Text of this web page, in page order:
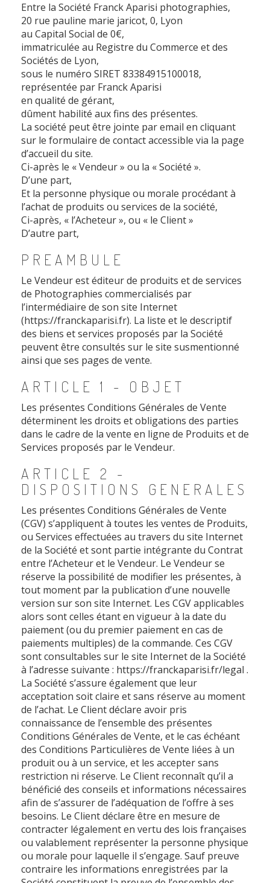
Entre la Société Franck Aparisi photographies,
20 rue pauline marie jaricot, 0, Lyon
au Capital Social de 0€,
immatriculée au Registre du Commerce et des
Sociétés de Lyon,
sous le numéro SIRET 83384915100018,
représentée par Franck Aparisi
en qualité de gérant,
dûment habilité aux fins des présentes.
La société peut être jointe par email en cliquant
sur le formulaire de contact accessible via la page
d’accueil du site.
Ci-après le « Vendeur » ou la « Société ».
D’une part,
Et la personne physique ou morale procédant à
l’achat de produits ou services de la société,
Ci-après, « l’Acheteur », ou « le Client »
D’autre part,
PREAMBULE
Le Vendeur est éditeur de produits et de services
de Photographies commercialisés par
l’intermédiaire de son site Internet
(https://franckaparisi.fr). La liste et le descriptif
des biens et services proposés par la Société
peuvent être consultés sur le site susmentionné
ainsi que ses pages de vente.
ARTICLE 1 - OBJET
Les présentes Conditions Générales de Vente
déterminent les droits et obligations des parties
dans le cadre de la vente en ligne de Produits et de
Services proposés par le Vendeur.
ARTICLE 2 -
DISPOSITIONS GENERALES
Les présentes Conditions Générales de Vente
(CGV) s’appliquent à toutes les ventes de Produits,
ou Services effectuées au travers du site Internet
de la Société et sont partie intégrante du Contrat
entre l’Acheteur et le Vendeur. Le Vendeur se
réserve la possibilité de modifier les présentes, à
tout moment par la publication d’une nouvelle
version sur son site Internet. Les CGV applicables
alors sont celles étant en vigueur à la date du
paiement (ou du premier paiement en cas de
paiements multiples) de la commande. Ces CGV
sont consultables sur le site Internet de la Société
à l’adresse suivante : https://franckaparisi.fr/legal .
La Société s’assure également que leur
acceptation soit claire et sans réserve au moment
de l’achat. Le Client déclare avoir pris
connaissance de l’ensemble des présentes
Conditions Générales de Vente, et le cas échéant
des Conditions Particulières de Vente liées à un
produit ou à un service, et les accepter sans
restriction ni réserve. Le Client reconnaît qu’il a
bénéficié des conseils et informations nécessaires
afin de s’assurer de l’adéquation de l’offre à ses
besoins. Le Client déclare être en mesure de
contracter légalement en vertu des lois françaises
ou valablement représenter la personne physique
ou morale pour laquelle il s’engage. Sauf preuve
contraire les informations enregistrées par la